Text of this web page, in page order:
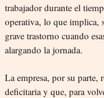
trabajador durante el
operativa, lo que implica,
grave trastorno cuando
alargando la jornada.
La empresa, por su parte,
deficitaria y que, para